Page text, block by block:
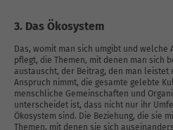
3. Das Ökosystem
Das, womit man sich umgibt und welche
pflegt, die Themen, mit denen man sich
austauscht, der Beitrag, den man leistet
Anspruch nimmt, die gesamte gelebte
menschliche Gemeinschaften und
unterscheidet ist, dass nicht nur ihr
Ökosystem sind. Die Beziehung, die sie
Themen, mit denen sie sich